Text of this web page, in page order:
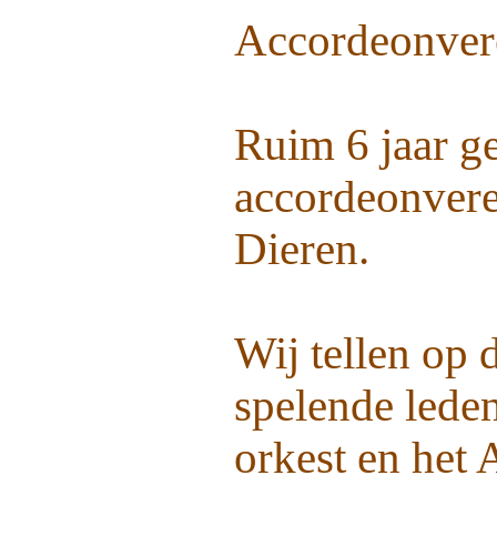
Ruim 6 jaar
Dieren.
Wij tellen op
spelende
orkest en het